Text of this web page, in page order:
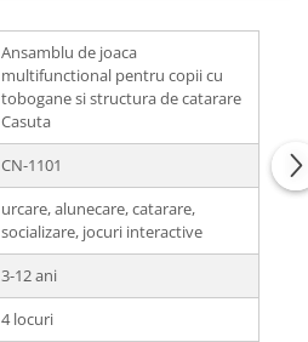
Ansamblu de joaca
multifunctional pentru copii cu
tobogane si structura de catarare
Casuta
CN-1101
urcare, alunecare, catarare,
socializare, jocuri interactive
3-12 ani
4 locuri